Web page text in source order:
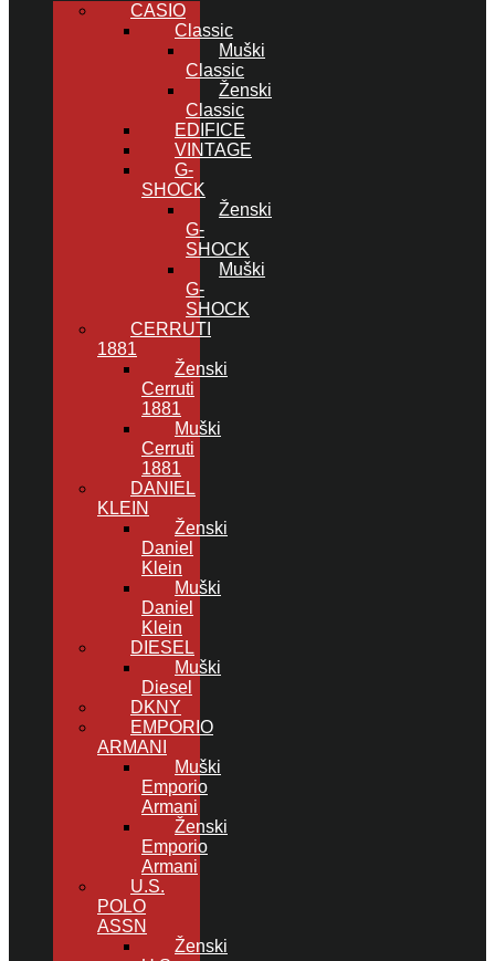
CASIO
Classic
Muški
Classic
Ženski
Classic
EDIFICE
VINTAGE
G-
SHOCK
Ženski
G-
SHOCK
Muški
G-
SHOCK
CERRUTI
1881
Ženski
Cerruti
1881
Muški
Cerruti
1881
DANIEL
KLEIN
Ženski
Daniel
Klein
Muški
Daniel
Klein
DIESEL
Muški
Diesel
DKNY
EMPORIO
ARMANI
Muški
Emporio
Armani
Ženski
Emporio
Armani
U.S.
POLO
ASSN
Ženski